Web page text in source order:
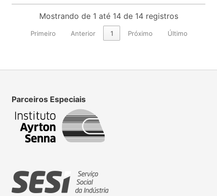
Mostrando de 1 até 14 de 14 registros
Primeiro Anterior 1 Próximo Último
Parceiros Especiais